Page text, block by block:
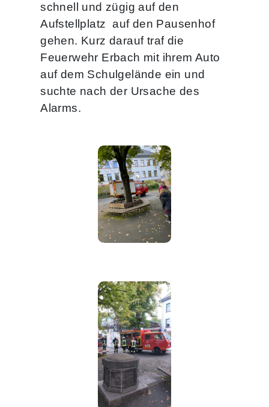
schnell und zügig auf den
Aufstellplatz auf den Pausenhof
gehen. Kurz darauf traf die
Feuerwehr Erbach mit ihrem Auto
auf dem Schulgelände ein und
suchte nach der Ursache des
Alarms.